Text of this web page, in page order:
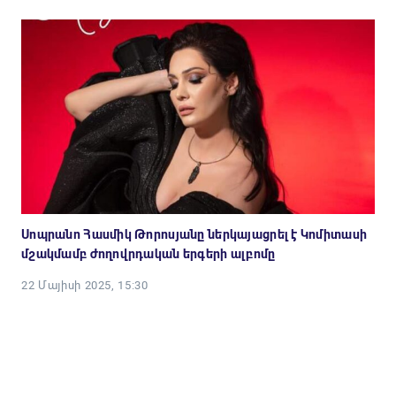
Սոպրանո Հասմիկ Թորոսյանը ներկայացրել է Կոմիտասի
մշակմամբ ժողովրդական երգերի ալբոմը
22 Մայիսի 2025, 15:30